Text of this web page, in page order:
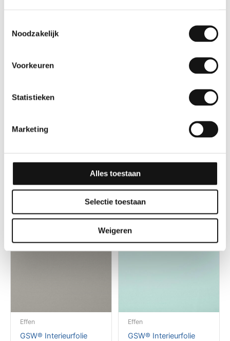
Noodzakelijk
Voorkeuren
Statistieken
Marketing
Alles toestaan
Selectie toestaan
Weigeren
GSW® Interieurfolie
effen M06 – Steel Blue
10 jaar
GSW® Interieurfolie
effen RM09 – Ocean
10 jaar
Effen
GSW® Interieurfolie
Effen
GSW® Interieurfolie